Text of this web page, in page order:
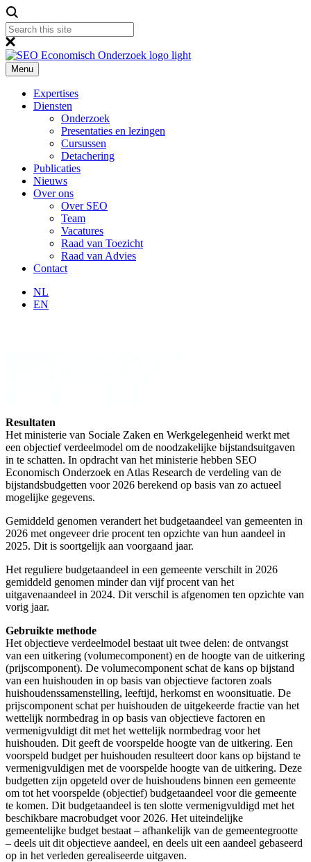
Menu
Expertises
Diensten
Onderzoek
Presentaties en lezingen
Cursussen
Detachering
Publicaties
Nieuws
Over ons
Over SEO
Team
Vacatures
Raad van Toezicht
Raad van Advies
Contact
NL
EN
Resultaten
Het ministerie van Sociale Zaken en Werkgelegenheid werkt met
een objectief verdeelmodel om de noodzakelijke bijstandsuitgaven
in te schatten. In opdracht van het ministerie hebben SEO
Economisch Onderzoek en Atlas Research de verdeling van de
bijstandsbudgetten voor 2026 berekend op basis van zo actueel
mogelijke gegevens.
Gemiddeld genomen verandert het budgetaandeel van gemeenten in
2026 met ongeveer drie procent ten opzichte van hun aandeel in
2025. Dit is soortgelijk aan voorgaand jaar.
Het reguliere budgetaandeel in een gemeente verschilt in 2026
gemiddeld genomen minder dan vijf procent van het
uitgavenaandeel in 2024. Dit verschil is afgenomen ten opzichte van
vorig jaar.
Gebruikte methode
Het objectieve verdeelmodel bestaat uit twee delen: de ontvangst
van een uitkering (volumecomponent) en de hoogte van de uitkering
(prijscomponent). De volumecomponent schat de kans op bijstand
van een huishouden in op basis van objectieve factoren zoals
huishoudenssamenstelling, leeftijd, herkomst en woonsituatie. De
prijscomponent schat per huishouden de uitgekeerde fractie van het
wettelijk normbedrag in op basis van objectieve factoren en
vermenigvuldigt dit met het wettelijk normbedrag voor het
huishouden. Dit geeft de voorspelde hoogte van de uitkering. Een
voorspeld budget per huishouden resulteert door kans op bijstand te
vermenigvuldigen met de voorspelde hoogte van de uitkering. Deze
budgetten zijn opgeteld over de huishoudens binnen een gemeente
om tot het voorspelde (objectief) budgetaandeel voor die gemeente
te komen. Dit budgetaandeel is ten slotte vermenigvuldigd met het
beschikbare macrobudget voor 2026. Het uiteindelijke
gemeentelijke budget bestaat – afhankelijk van de gemeentegrootte
– deels uit dit objectieve aandeel, en deels uit een aandeel gebaseerd
op in het verleden gerealiseerde uitgaven.